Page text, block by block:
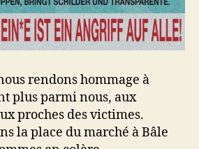
rendons hommage à
plus parmi nous, aux
proches des victimes.
la place du marché à Bâle